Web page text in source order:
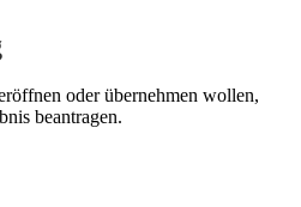
oder übernehmen wollen,
beantragen.